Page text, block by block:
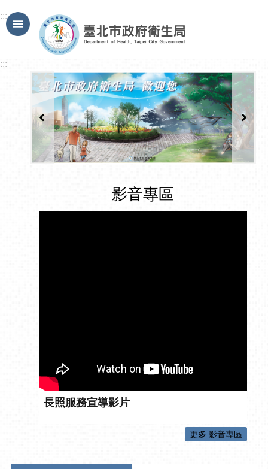
跳到主要內容區塊
:::
:::
影音專區
長照服務宣導影片
更多 影音專區